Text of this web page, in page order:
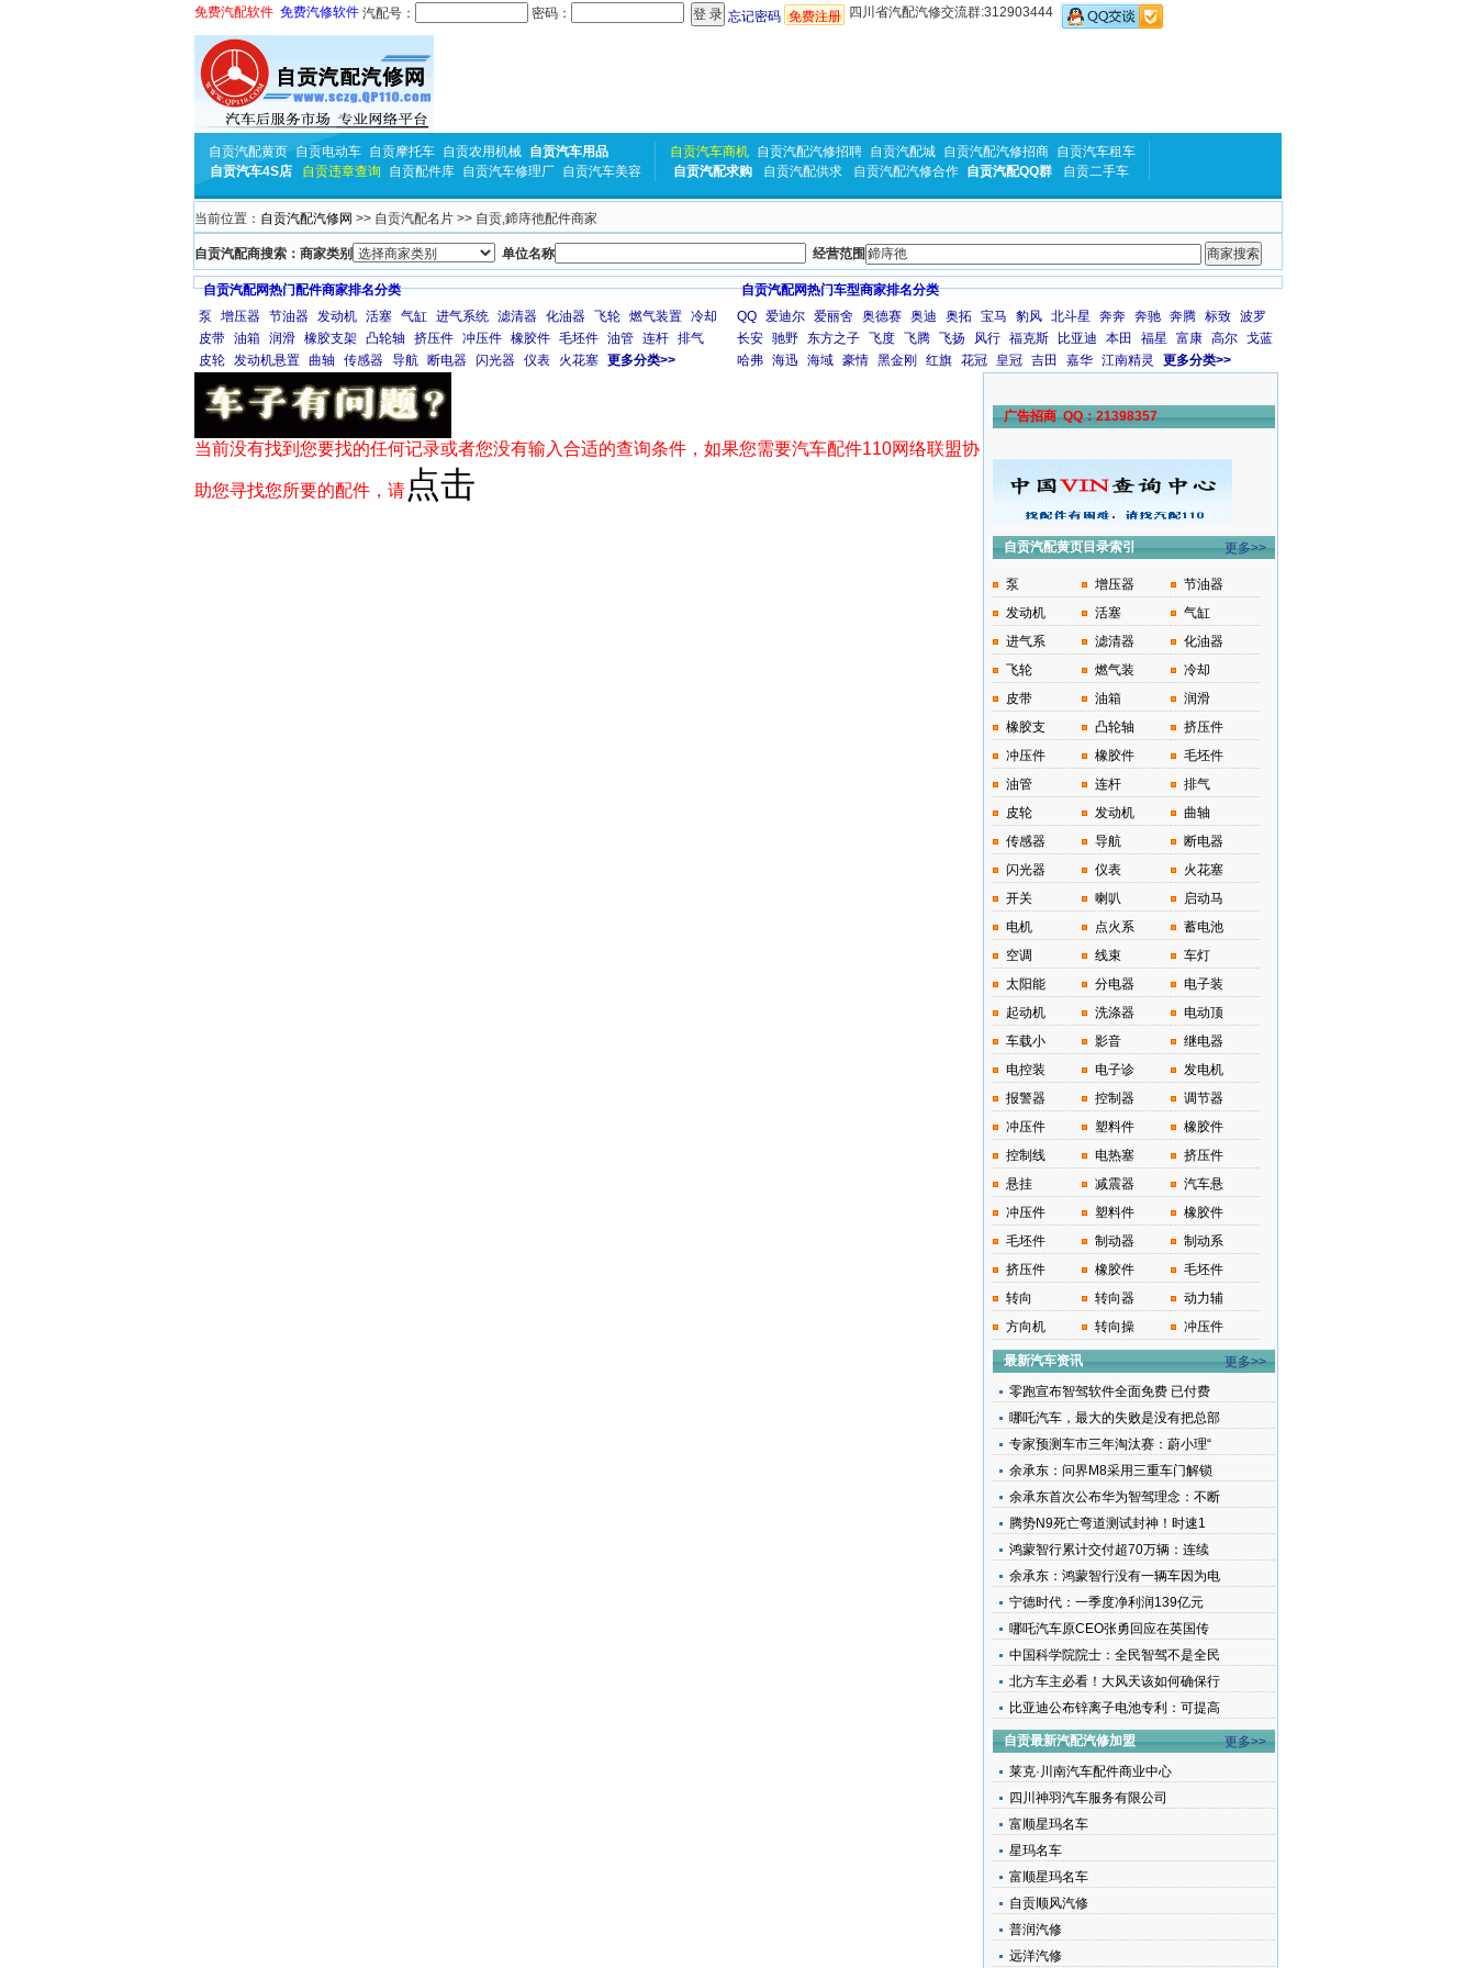
免费汽配软件 免费汽修软件 汽配号： 密码： 忘记密码 免费注册 四川省汽配汽修交流群:312903444
自贡汽配黄页 自贡电动车 自贡摩托车 自贡农用机械 自贡汽车用品
自贡汽车4S店
自贡违章查询 自贡配件库 自贡汽车修理厂 自贡汽车美容
自贡汽车商机 自贡汽配汽修招聘 自贡汽配城 自贡汽配汽修招商 自贡汽车租车
自贡汽配求购
自贡汽配供求 自贡汽配汽修合作 自贡汽配QQ群 自贡二手车
当前位置： 自贡汽配汽修网 >> 自贡汽配名片 >> 自贡,鍗庤彵配件商家
自贡汽配商搜索：商家类别 单位名称 经营范围
自贡汽配网热门配件商家排名分类
泵
增压器 节油器 发动机 活塞 气缸 进气系统 滤清器 化油器 飞轮 燃气装置 冷却
皮带 油箱 润滑 橡胶支架 凸轮轴 挤压件 冲压件 橡胶件 毛坯件 油管 连杆 排气
皮轮 发动机悬置 曲轴 传感器 导航 断电器 闪光器 仪表 火花塞 更多分类>>
自贡汽配网热门车型商家排名分类
QQ 爱迪尔 爱丽舍 奥德赛 奥迪 奥拓 宝马 豹风 北斗星 奔奔 奔驰 奔腾 标致 波罗
长安 驰野 东方之子 飞度 飞腾 飞扬 风行 福克斯 比亚迪 本田 福星 富康 高尔 戈蓝
哈弗 海迅 海域 豪情 黑金刚 红旗 花冠 皇冠 吉田 嘉华 江南精灵 更多分类>>
当前没有找到您要找的任何记录或者您没有输入合适的查询条件，如果您需要汽车配件110网络联盟协
助您寻找您所要的配件，请 点击
广告招商 QQ：21398357
自贡汽配黄页目录索引 更多>>
泵 增压器
节油器
发动机
活塞
气缸
进气系
滤清器
化油器
飞轮
燃气装
冷却
皮带
油箱
润滑
橡胶支
凸轮轴
挤压件
冲压件
橡胶件
毛坯件
油管
连杆
排气
皮轮
发动机
曲轴
传感器
导航
断电器
闪光器
仪表
火花塞
开关
喇叭
启动马
电机
点火系
蓄电池
空调
线束
车灯
太阳能
分电器
电子装
起动机
洗涤器
电动顶
车载小
影音
继电器
电控装
电子诊
发电机
报警器
控制器
调节器
冲压件
塑料件
橡胶件
控制线
电热塞
挤压件
悬挂
减震器
汽车悬
冲压件
塑料件
橡胶件
毛坯件
制动器
制动系
挤压件
橡胶件
毛坯件
转向
转向器
动力辅
方向机
转向操 冲压件
最新汽车资讯
更多>>
零跑宣布智驾软件全面免费 已付费
哪吒汽车，最大的失败是没有把总部
专家预测车市三年淘汰赛：蔚小理“
余承东：问界M8采用三重车门解锁
余承东首次公布华为智驾理念：不断
腾势N9死亡弯道测试封神！时速1
鸿蒙智行累计交付超70万辆：连续
余承东：鸿蒙智行没有一辆车因为电
宁德时代：一季度净利润139亿元
哪吒汽车原CEO张勇回应在英国传
中国科学院院士：全民智驾不是全民
北方车主必看！大风天该如何确保行
比亚迪公布锌离子电池专利：可提高
自贡最新汽配汽修加盟
更多>>
莱克·川南汽车配件商业中心
四川神羽汽车服务有限公司
富顺星玛名车
星玛名车
富顺星玛名车
自贡顺风汽修
普润汽修
远洋汽修